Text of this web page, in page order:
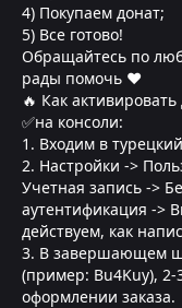
4) Покупаем донат;
5) Все готово!
Обращайтесь по
рады помочь ❤
🔥 Как
✅на консоли:
1. Входим в
2. Настройки ->
Учетная запись ->
аутентификация ->
действуем, как
3. В завершающем
(пример: Bu4Kuy),
оформлении заказа.